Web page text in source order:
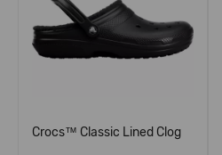
Crocs™ Classic Lined Clog